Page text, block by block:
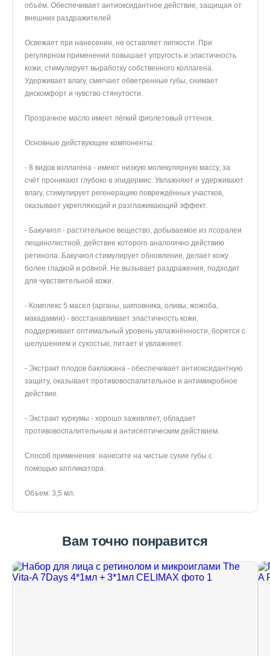
объём. Обеспечивает антиоксидантное действие, защищая от
внешних раздражителей.
Освежает при нанесении, не оставляет липкости. При
регулярном применении повышает упругость и эластичность
кожи, стимулирует выработку собственного коллагена.
Удерживает влагу, смягчает обветренные губы, снимает
дискомфорт и чувство стянутости.
Прозрачное масло имеет лёгкий фиолетовый оттенок.
Основные действующие компоненты:
- 8 видов коллагена - имеют низкую молекулярную массу, за
счёт проникают глубоко в эпидермис. Увлажняют и удерживают
влагу, стимулирует регенерацию повреждённых участков,
оказывает укрепляющий и разглаживающий эффект.
- Бакучиол - растительное вещество, добываемое из псоралеи
лещинолистной, действие которого аналогично действию
ретинола. Бакучиол стимулирует обновление, делает кожу
более гладкой и ровной. Не вызывает раздражения, подходит
для чувствительной кожи.
- Комплекс 5 масел (арганы, шиповника, оливы, жожоба,
макадамии) - восстанавливает эластичность кожи,
поддерживает оптимальный уровень увлажнённости, борется с
шелушением и сухостью, питает и увлажняет.
- Экстракт плодов баклажана - обеспечивает антиоксидантную
защиту, оказывает противовоспалительное и антимикробное
действие.
- Экстракт куркумы - хорошо заживляет, обладает
противовоспалительным и антисептическим действием.
Способ применения: нанесите на чистые сухие губы с
помощью аппликатора.
Объем: 3,5 мл.
Вам точно понравится